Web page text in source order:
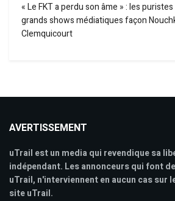
« Le FKT a perdu son âme » : les
grands shows médiatiques façon
Clemquicourt
AVERTISSEMENT
uTrail est un media qui revendique sa
indépendant. Les annonceurs qui font
uTrail, n'interviennent en aucun cas sur
site uTrail.